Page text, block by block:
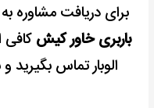
برای دریافت مشاوره
باربری خاور کیش
الوبار تماس